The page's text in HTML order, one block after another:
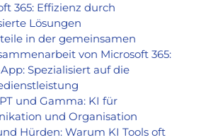
365: Effizienz durch
Lösungen
in der gemeinsamen
von Microsoft 365:
Spezialisiert auf die
und Gamma: KI für
und Organisation
Hürden: Warum KI Tools oft